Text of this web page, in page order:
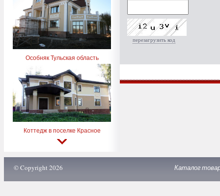
Особняк Тульская область
Коттедж в поселке Красное
перезагрузить код
© Copyright 2026 Каталог